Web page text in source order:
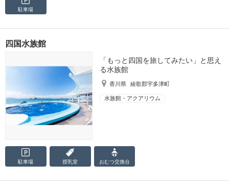
駐車場
四国水族館
「もっと四国を旅してみたい」と思え
る水族館
香川県 綾歌郡宇多津町
水族館・アクアリウム
駐車場 授乳室 おむつ交換台